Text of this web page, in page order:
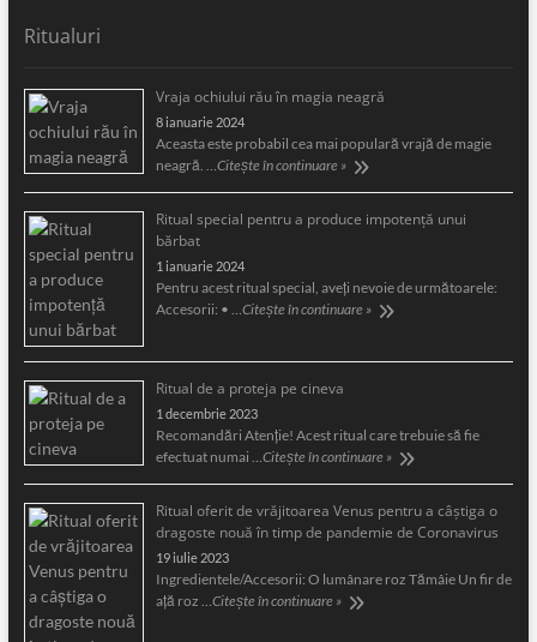
Ritualuri
Vraja ochiului rău în magia neagră
8 ianuarie 2024
Aceasta este probabil cea mai populară vrajă de magie
neagră. …Citește în continuare »
Ritual special pentru a produce impotență unui
bărbat
1 ianuarie 2024
Pentru acest ritual special, aveți nevoie de următoarele:
Accesorii: • …Citește în continuare »
Ritual de a proteja pe cineva
1 decembrie 2023
Recomandări Atenție! Acest ritual care trebuie să fie
efectuat numai …Citește în continuare »
Ritual oferit de vrăjitoarea Venus pentru a câştiga o
dragoste nouă în timp de pandemie de Coronavirus
19 iulie 2023
Ingredientele/Accesorii: O lumânare roz Tămâie Un fir de
aţă roz …Citește în continuare »